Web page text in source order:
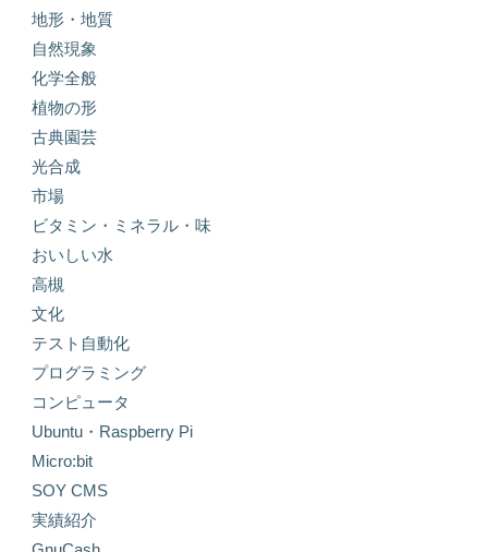
地形・地質
自然現象
化学全般
植物の形
古典園芸
光合成
市場
ビタミン・ミネラル・味
おいしい水
高槻
文化
テスト自動化
プログラミング
コンピュータ
Ubuntu・Raspberry Pi
Micro:bit
SOY CMS
実績紹介